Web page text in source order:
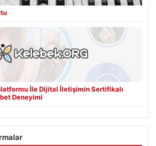
İle Dijital İletişimin Sertifikalı
Deneyimi